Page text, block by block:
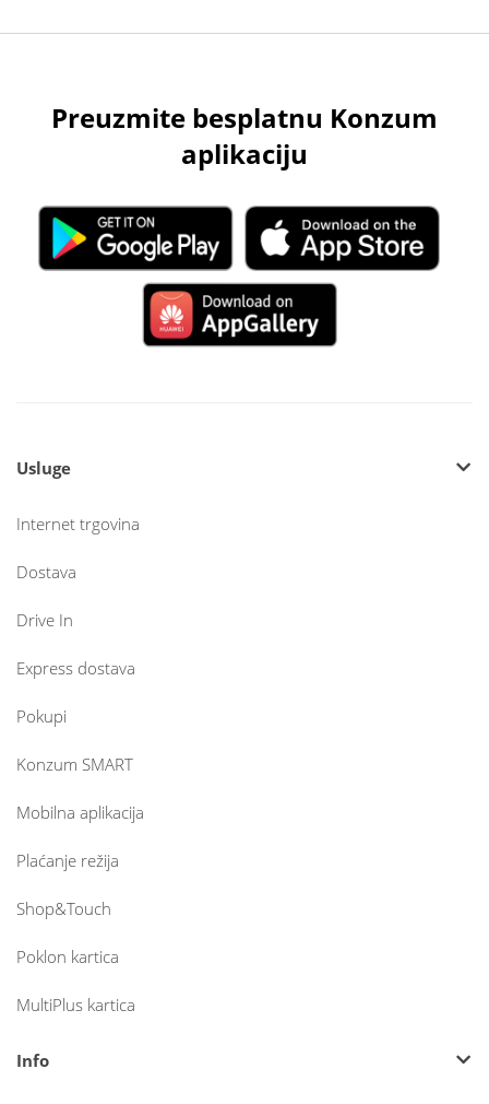
Preuzmite besplatnu Konzum
aplikaciju
Usluge
Internet trgovina
Dostava
Drive In
Express dostava
Pokupi
Konzum SMART
Mobilna aplikacija
Plaćanje režija
Shop&Touch
Poklon kartica
MultiPlus kartica
Info